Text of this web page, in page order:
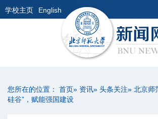
学校主页 English
您所在的位置： 首页» 资讯» 头条关注» 北京师
硅谷”，赋能强国建设